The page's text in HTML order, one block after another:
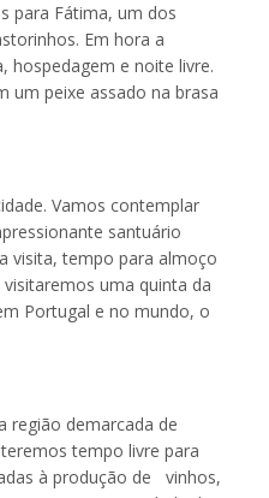
para Fátima, um dos
Em hora a
hospedagem e noite livre.
um peixe assado na brasa
Vamos contemplar
santuário
visita, tempo para almoço
uma quinta da
Portugal e no mundo, o
região demarcada de
tempo livre para
à produção de vinhos,